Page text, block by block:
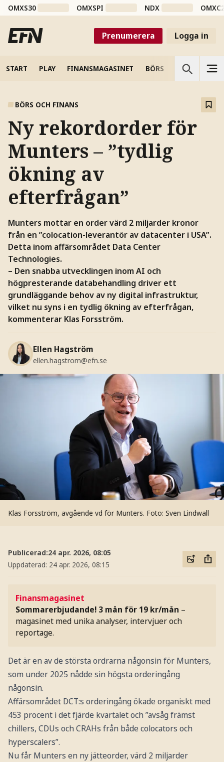
OMXS30 OMXSPI NDX
Prenumerera Logga in
START PLAY FINANSMAGASINET BÖRS VETENSKAP
BÖRS OCH FINANS
Ny rekordorder för
Munters – ”tydlig
ökning av
efterfrågan”
Munters mottar en order värd 2 miljarder kronor
från en ”colocation-leverantör av datacenter i USA”.
Detta inom affärsområdet Data Center
Technologies.
– Den snabba utvecklingen inom AI och
högpresterande databehandling driver ett
grundläggande behov av ny digital infrastruktur,
vilket nu syns i en tydlig ökning av efterfrågan,
kommenterar Klas Forsström.
Ellen Hagström
ellen.hagstrom@efn.se
Klas Forsström, avgående vd för Munters. Foto: Sven Lindwall
Publicerad:24 apr. 2026, 08:05
Uppdaterad: 24 apr. 2026, 08:15
Finansmagasinet
Sommarerbjudande! 3 mån för 19 kr/mån –
magasinet med unika analyser, intervjuer och
reportage.
Det är en av de största ordrarna någonsin för Munters,
som under 2025 nådde sin högsta orderingång
någonsin.
Affärsområdet DCT:s orderingång ökade organiskt med
453 procent i det fjärde kvartalet och ”avsåg främst
chillers, CDUs och CRAHs från både colocators och
hyperscalers”.
Nu får Munters en ny jätteorder, värd 2 miljarder